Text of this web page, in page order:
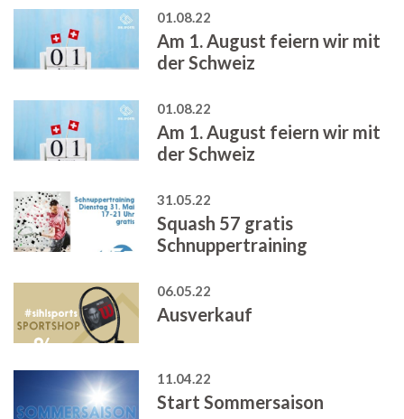
01.08.22
Am 1. August feiern wir mit
der Schweiz
01.08.22
Am 1. August feiern wir mit
der Schweiz
31.05.22
Squash 57 gratis
Schnuppertraining
06.05.22
Ausverkauf
11.04.22
Start Sommersaison